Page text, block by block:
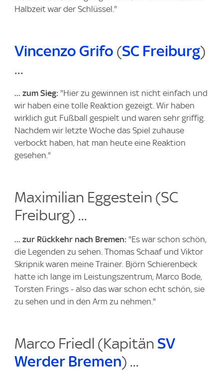
Halbzeit war der Schlüssel."
Vincenzo Grifo (SC Freiburg)
...
... zum Sieg: "Hier zu gewinnen ist nicht einfach und
wir haben eine tolle Reaktion gezeigt. Wir haben
wirklich gut Fußball gespielt und waren sehr griffig.
Nachdem wir letzte Woche das Spiel zuhause
verbockt haben, hat man heute eine Reaktion
gesehen."
Maximilian Eggestein (SC
Freiburg) ...
... zur Rückkehr nach Bremen: "Es war schon schön,
die Legenden zu sehen. Thomas Schaaf und Viktor
Skripnik waren meine Trainer. Björn Schierenbeck
hatte ich lange im Leistungszentrum, Marco Bode,
Torsten Frings - also das war schon echt schön, sie
zu sehen und in den Arm zu nehmen."
Marco Friedl (Kapitän SV
Werder Bremen) ...